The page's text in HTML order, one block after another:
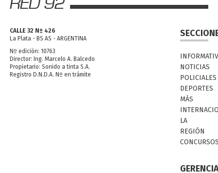
CALLE 32 Nº 426
La Plata - BS AS - ARGENTINA
Nº edición: 10763
Director: Ing. Marcelo A. Balcedo
Propietario: Sonido a tinta S.A.
Registro D.N.D.A. Nº en trámite
NOTICIAS
POLICIALES
DEPORTES
MÁS
LA
REGIÓN